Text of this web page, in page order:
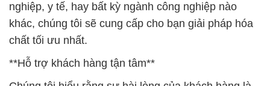
nghiệp, y tế, hay bất kỳ ngành công nghiệp nào
khác, chúng tôi sẽ cung cấp cho bạn giải pháp hóa
chất tối ưu nhất.
**Hỗ trợ khách hàng tận tâm**